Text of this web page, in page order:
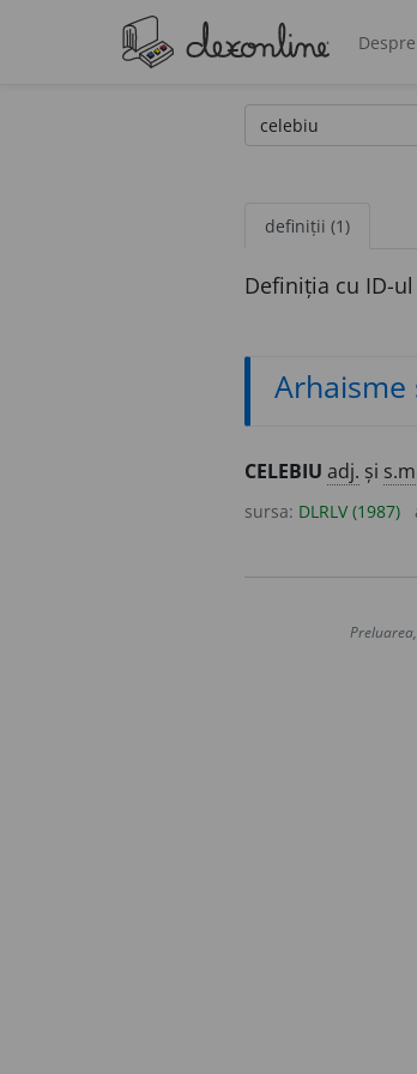
definiții (1)
Definiția cu ID-ul
Arhaisme
CELEBIU adj. și
sursa: DLRLV (1987)